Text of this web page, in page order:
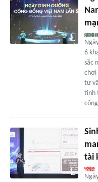
6
sắc
chơi
tư
tinh
tài